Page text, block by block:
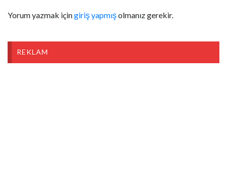
Yorum yazmak içingiriş yapmışolmanız gerekir.
REKLAM